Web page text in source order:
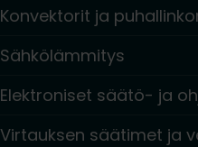
Konvektorit ja
Sähkölämmitys
Elektroniset säätö- ja
Virtauksen säätimet ja